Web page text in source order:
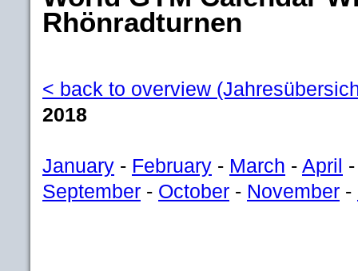
Rhönradturnen
< back to overview
2018
January - February - March - April
September - October - November -